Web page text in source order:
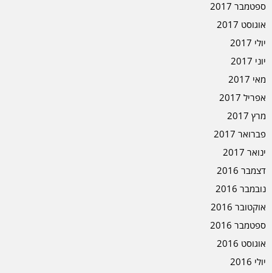
ספטמבר 2017
אוגוסט 2017
יולי 2017
יוני 2017
מאי 2017
אפריל 2017
מרץ 2017
פברואר 2017
ינואר 2017
דצמבר 2016
נובמבר 2016
אוקטובר 2016
ספטמבר 2016
אוגוסט 2016
יולי 2016